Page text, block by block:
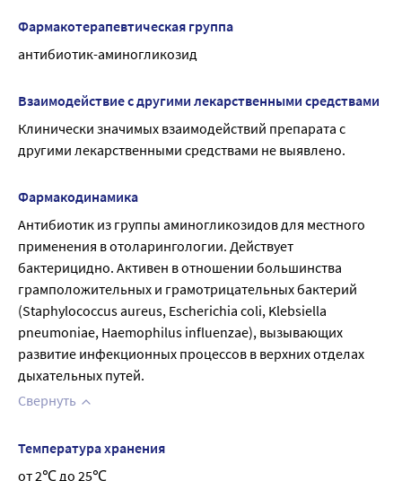
Фармакотерапевтическая группа
антибиотик-аминогликозид
Взаимодействие с другими лекарственными средствами
Клинически значимых взаимодействий препарата с
другими лекарственными средствами не выявлено.
Фармакодинамика
Антибиотик из группы аминогликозидов для местного
применения в отоларингологии. Действует
бактерицидно. Активен в отношении большинства
грамположительных и грамотрицательных бактерий
(Staphylococcus aureus, Escherichia coli, Klebsiella
pneumoniae, Haemophilus influenzae), вызывающих
развитие инфекционных процессов в верхних отделах
дыхательных путей.
Свернуть
Температура хранения
от 2℃ до 25℃